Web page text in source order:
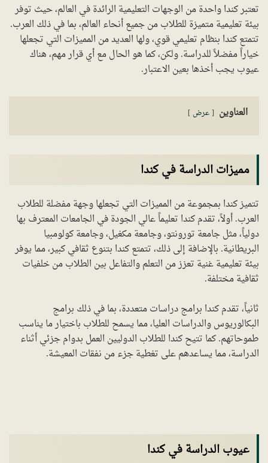
تعتبر كندا واحدة من الوجهات التعليمية الرائدة في العالم، حيث توفر
بيئة تعليمية متميزة للطلاب من جميع أنحاء العالم، بما في ذلك العرب.
تتمتع كندا بنظام تعليمي قوي، ولها العديد من المميزات التي تجعلها
خياراً مفضلاً للدراسة. ولكن، كما هو الحال مع أي قرار مهم، هناك
عيوب يجب أخذها بعين الاعتبار.
العناوين عرض
مميزات الدراسة في كندا
تتميز كندا بمجموعة من المميزات التي تجعلها وجهة مفضلة للطلاب
العرب. أولاً، تقدم كندا تعليماً عالي الجودة في الجامعات المعترف بها
دولياً، مثل جامعة تورونتو، وجامعة مكغيل، وجامعة كولومبيا
البريطانية. بالإضافة إلى ذلك، تتمتع كندا بتنوع ثقافي كبير، مما يوفر
بيئة تعليمية غنية تعزز من التعلم والتفاعل بين الطلاب من خلفيات
ثقافية مختلفة.
ثانياً، تقدم كندا برامج دراسات متعددة، بما في ذلك برامج
البكالوريوس والدراسات العليا، مما يسمح للطلاب باختيار ما يناسب
طموحاتهم. كما تتيح كندا للطلاب الدوليين العمل بدوام جزئي أثناء
الدراسة، مما يساعدهم على تغطية جزء من نفقات المعيشة.
عيوب الدراسة في كندا